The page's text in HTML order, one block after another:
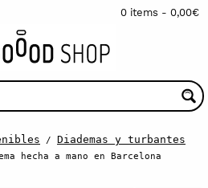
0 items - 0,00€
/ Diademas y turbantes
hecha a mano en Barcelona